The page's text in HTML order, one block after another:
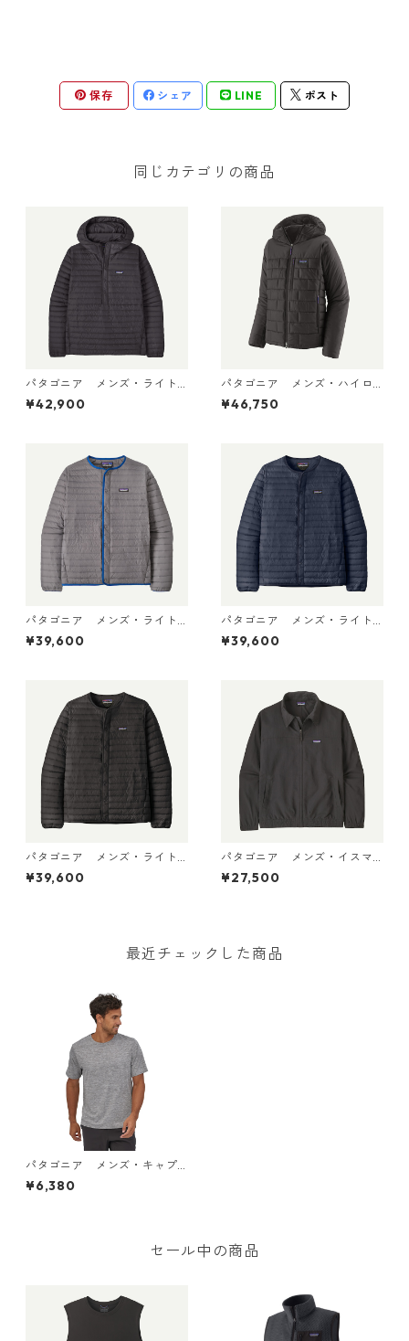
保存 シェア LINE ポスト
同じカテゴリの商品
パタゴニア メンズ・ライト
ウェイト・ダウン・セータ
ー・プルオーバー Black 319
¥42,900
パタゴニア メンズ・ハイロ
フト・ナノ・パフ・フーデ
¥46,750
パタゴニア メンズ・ライト
ウェイト・ダウン・セータ
ー・カーディガン Noble Gr
¥39,600
パタゴニア メンズ・ライト
ウェイト・ダウン・セータ
ー・カーディガン New Navy
¥39,600
パタゴニア メンズ・ライト
ウェイト・ダウン・セータ
ー・カーディガン Black 319
¥39,600
パタゴニア メンズ・イスマ
ス・アンラインド・ジャケッ
ト Ink Black 20455 日本正規
¥27,500
最近チェックした商品
パタゴニア メンズ・キャプ
リーン・クール・デイリー・
シャツ (カラー Feather Gr
¥6,380
セール中の商品